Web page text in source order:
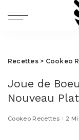
Recettes> Cookeo
Joue de
Nouveau
Cookeo Recettes 2